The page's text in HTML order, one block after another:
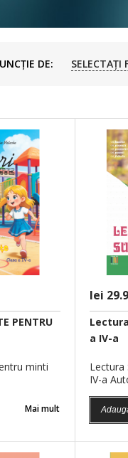
DE: SELECTAȚI
PENTRU
minti
Mai mult
lei
a IV-a
Lectura
IV-a
IN
A
FISE
IV-A